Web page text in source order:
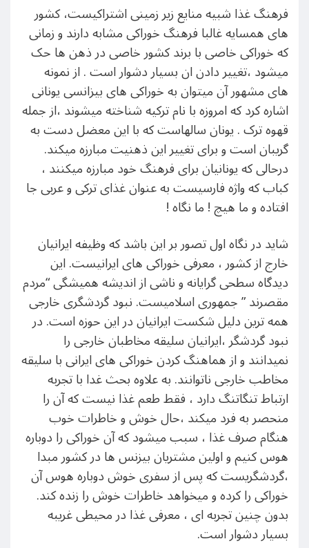
فرهنگ غذا شبیه منایع زیر زمینی اشتراکیست، کشور
های همسایه غالبا فرهنگ خوراکی مشابه دارند و زمانی
که خوراکی خاصی با برند کشور خاصی در ذهن ها حک
میشود ،تغییر دادن ان بسیار دشوار است . از نمونه
های مشهور آن میتوان به خوراکی های بیزانسی یونانی
اشاره کرد که امروزه با نام ترکیه شناخته میشوند ،از جمله
قهوه ترک . یونان سالهاست که با این معضل دست به
گریبان است و برای تغییر این ذهنیت مبارزه میکند.
درحالی که یونانیان برای فرهنگ خود مبارزه میکنند ،
کباب که واژه فارسیست به عنوان غذای ترکی و عربی جا
افتاده و ما هیچ ! ما نگاه !
شاید در نگاه اول تصور بر این باشد که وظیفه ایرانیان
خارج از کشور ، معرفی خوراکی های ایرانیست. این
دیدگاه سطحی گرایانه و ناشی از اندیشه همیشگی “مردم
مقصرند ” جمهوری اسلامیست. نبود گردشگری خارجی
همه ترین دلیل شکست ایرانیان در این حوزه است. در
نبود گردشگر ،ایرانیان سلیقه مخاطبان خارجی را
نمیدانند و از هماهنگ کردن خوراکی های ایرانی با سلیقه
مخاطب خارجی ناتوانند. به علاوه بحث غدا با تجربه
ارتباط تنگاتنگ دارد ، فقط طعم غذا نیست که آن را
منحصر به فرد میکند ،حال خوش و خاطرات خوب
هنگام صرف غذا ، سبب میشود که آن خوراکی را دوباره
هوس کنیم و اولین مشتریان بیزنس ها در کشور مبدا
،گردشگریست که پس از سفری خوش دوباره هوس آن
خوراکی را کرده و میخواهد خاطرات خوش را زنده کند.
بدون چنین تجربه ای ، معرفی غذا در محیطی غریبه
بسیار دشوار است.